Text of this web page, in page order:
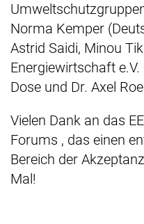
Norma Kemper
Astrid Saidi, Minou
Energiewirtschaft
Dose und Dr. Axel
Vielen Dank an das
Forums , das einen
Bereich der
Mal!